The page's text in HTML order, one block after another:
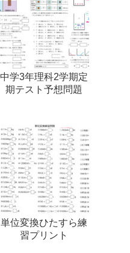
中学3年理科2学期定
期テスト予想問題
単位変換ひたすら練
習プリント